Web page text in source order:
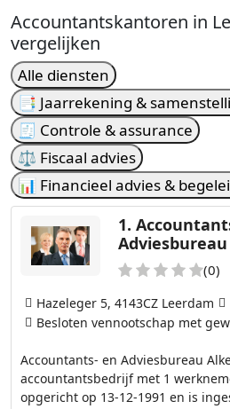
Accountantskantoren in
vergelijken
Alle diensten
📑 Jaarrekening &
🧾 Controle & assurance
⚖️ Fiscaal advies
📊 Financieel advies &
1.
Adviesbureau
(0)
Accountants- en Adviesbureau
accountantsbedrijf met 1
opgericht op 13-12-1991 en is
Hazeleger 5, 4143CZ Leerdam
Besloten vennootschap met